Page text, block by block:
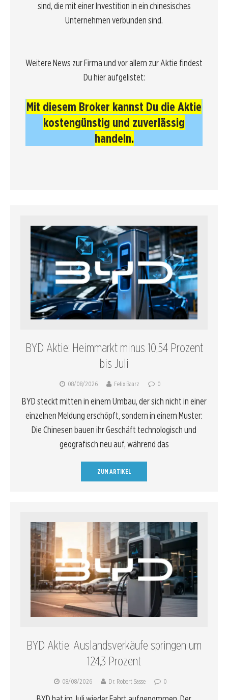
sind, die mit einer Investition in ein chinesisches
Unternehmen verbunden sind.
Weitere News zur Firma und vor allem zur Aktie findest
Du hier aufgelistet:
Mit diesem Broker kannst Du die Aktie
kostengünstig und zuverlässig
handeln.
BYD Aktie: Heimmarkt minus 10,54 Prozent
bis Juli
08/08/2026 Felix Baarz 0
BYD steckt mitten in einem Umbau, der sich nicht in einer
einzelnen Meldung erschöpft, sondern in einem Muster:
Die Chinesen bauen ihr Geschäft technologisch und
geografisch neu auf, während das
ZUM ARTIKEL
BYD Aktie: Auslandsverkäufe springen um
124,3 Prozent
08/08/2026 Dr. Robert Sasse 0